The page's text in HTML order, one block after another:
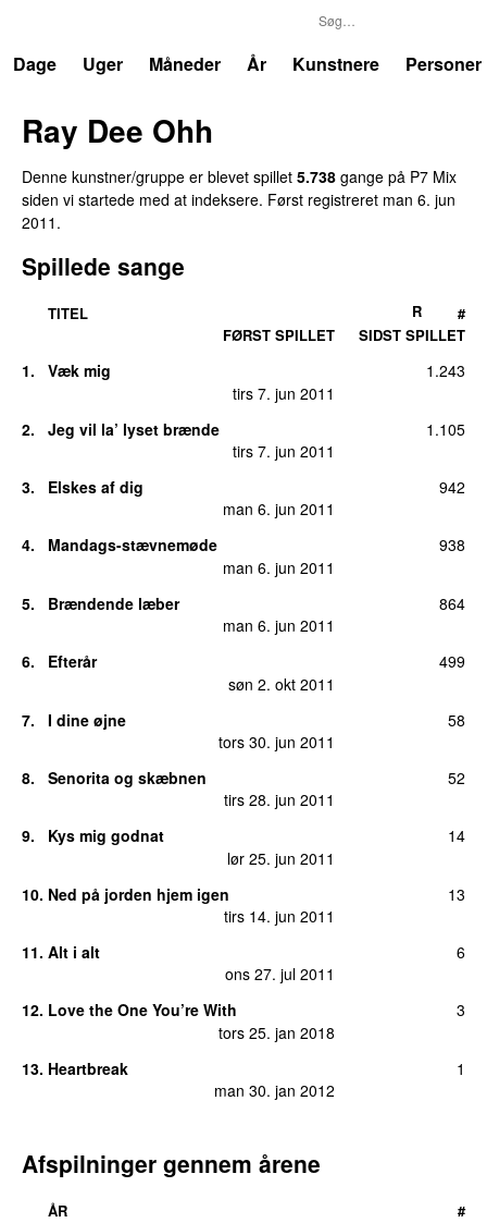
Dage
Uger Måneder År Kunstnere Personer
Ray Dee Ohh
Denne kunstner/gruppe er blevet spillet 5.738 gange på P7 Mix
siden vi startede med at indeksere. Først registreret man 6. jun
2011 .
Spillede sange
TITEL
FØRST SPILLET
SIDST SPILLET
R #
1.
Væk mig
tirs 7. jun 2011
1.243
2.
Jeg vil la’ lyset brænde
tirs 7. jun 2011
1.105
3.
Elskes af dig
man 6. jun 2011
942
4.
Mandags-stævnemøde
man 6. jun 2011
938
5.
Brændende læber
man 6. jun 2011
864
6.
Efterår
søn 2. okt 2011
499
7.
I dine øjne
tors 30. jun 2011
58
8.
Senorita og skæbnen
tirs 28. jun 2011
52
9.
Kys mig godnat
lør 25. jun 2011
14
10. Ned på jorden hjem igen
tirs 14. jun 2011
13
11. Alt i alt
ons 27. jul 2011
6
12. Love the One You’re With
tors 25. jan 2018
3
13. Heartbreak
man 30. jan 2012
1
Afspilninger gennem årene
ÅR #